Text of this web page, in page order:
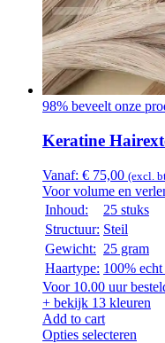
98% beveelt onze
Keratine
Vanaf: € 75,00 (excl.
Voor volume en
Inhoud:
25 stuks
Structuur: Steil
Gewicht: 25 gram
Haartype: 100%
Voor 10.00 uur
+ bekijk 13 kleuren
Add to cart
Opties selecteren